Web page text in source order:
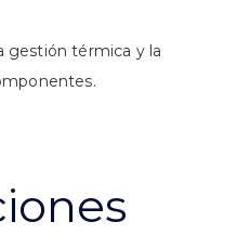
gestión térmica y la